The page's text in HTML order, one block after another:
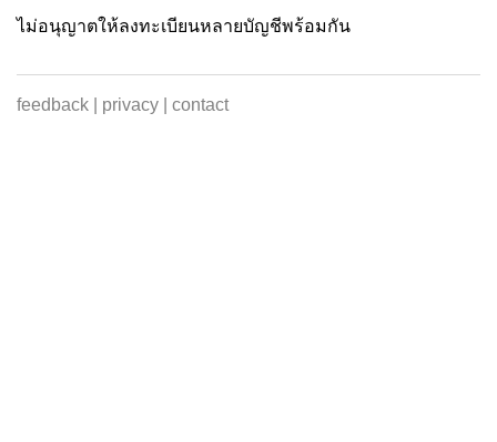
ไม่อนุญาตให้ลงทะเบียนหลายบัญชีพร้อมกัน
feedback privacy contact